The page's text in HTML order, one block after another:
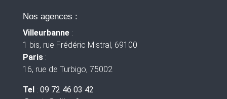
Nos agences :
Villeurbanne :
1 bis, rue Frédéric Mistral, 69100
Paris:
16, rue de Turbigo, 75002
Tel : 09 72 46 03 42